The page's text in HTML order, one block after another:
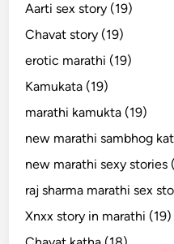
Aarti sex story (19)
Chavat story (19)
erotic marathi (19)
Kamukata (19)
marathi kamukta (19)
new marathi sambhog
new marathi sexy stories
raj sharma marathi sex
Xnxx story in marathi (19)